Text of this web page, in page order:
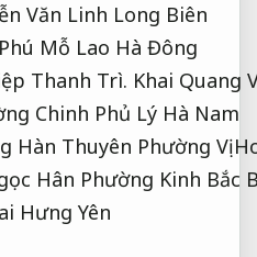
Văn Linh Long Biên
Mỗ Lao Hà Đông
Thanh Trì. Khai Quang
Chinh Phủ Lý Hà Nam
Hàn Thuyên Phường Vị
Hân Phường Kinh Bắc
Hưng Yên